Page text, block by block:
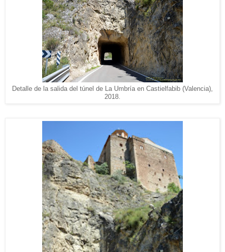
Detalle de la salida del túnel de La Umbría en Castielfabib (Valencia),
2018.